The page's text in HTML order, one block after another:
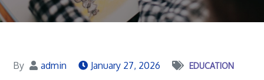
By admin January 27, 2026 EDUCATION